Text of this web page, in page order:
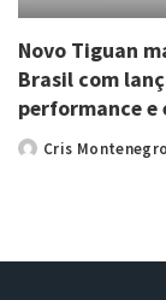
Novo Tiguan
Brasil com
performance e
PostedCris Montenegro